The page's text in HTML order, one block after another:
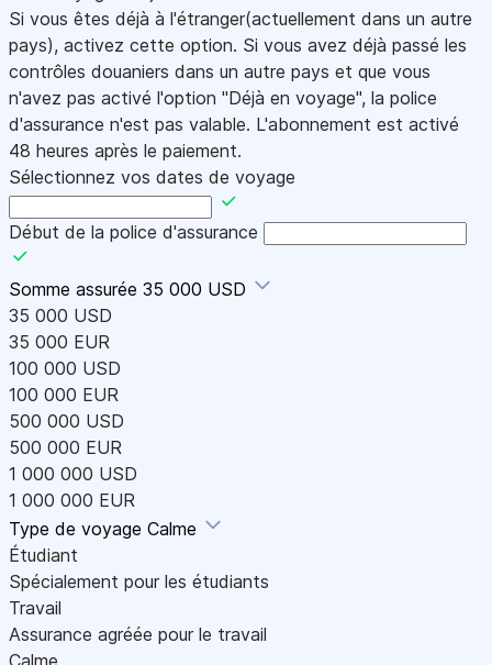
Si vous êtes déjà à l'étranger(actuellement dans un autre
pays), activez cette option. Si vous avez déjà passé les
contrôles douaniers dans un autre pays et que vous
n'avez pas activé l'option "Déjà en voyage", la police
d'assurance n'est pas valable. L'abonnement est activé
48 heures après le paiement.
Sélectionnez vos dates de voyage
Début de la police d'assurance
Somme assurée 35 000 USD
35 000 USD
35 000 EUR
100 000 USD
100 000 EUR
500 000 USD
500 000 EUR
1 000 000 USD
1 000 000 EUR
Type de voyage Calme
Étudiant
Spécialement pour les étudiants
Travail
Assurance agréée pour le travail